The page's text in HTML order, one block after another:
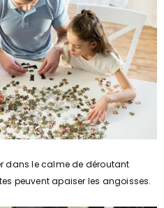
dans le calme de déroutant
peuvent apaiser les angoisses.